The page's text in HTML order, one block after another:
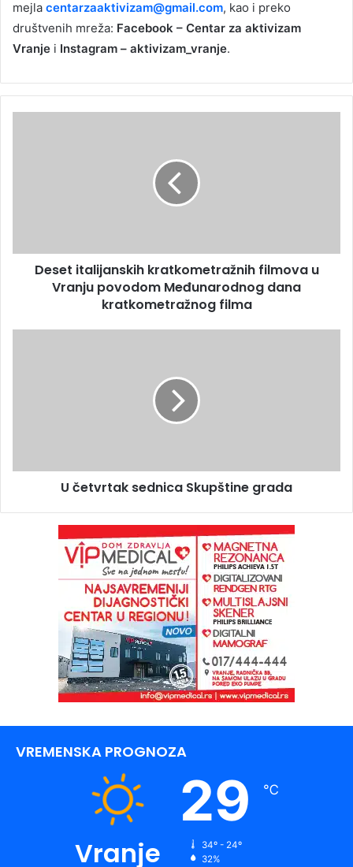
mejla centarzaaktivizam@gmail.com, kao i preko
društvenih mreža: Facebook – Centar za aktivizam
Vranje i Instagram – aktivizam_vranje.
Deset italijanskih kratkometražnih filmova u
Vranju povodom Međunarodnog dana
kratkometražnog filma
U četvrtak sednica Skupštine grada
VREMENSKA PROGNOZA
Vranje
29 ℃
34º - 24º
32%